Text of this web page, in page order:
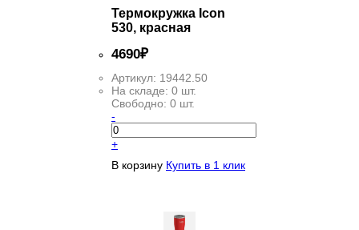
Термокружка Icon
530, красная
4690₽
Артикул: 19442.50
На складе: 0 шт.
Свободно: 0 шт.
-
+
В корзину Купить в 1 клик